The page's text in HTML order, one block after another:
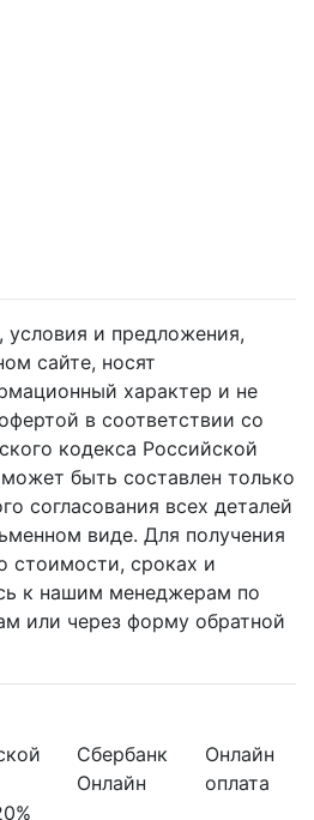
и предложения,
сайте, носят
характер и не
в соответствии со
кодекса Российской
быть составлен только
согласования всех деталей
виде. Для получения
стоимости, сроках и
к нашим менеджерам по
или через форму обратной
Сбербанк
Онлайн
Онлайн
оплата